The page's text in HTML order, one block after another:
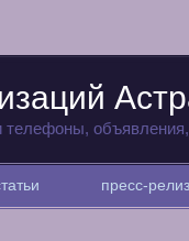
телефоны,
пресс-